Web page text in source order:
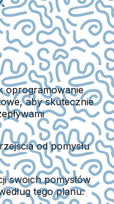
oprogramowanie
aby skutecznie
od pomysłu
swoich pomysłów
tego planu: